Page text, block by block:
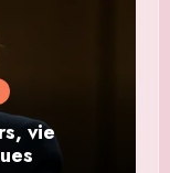
vie